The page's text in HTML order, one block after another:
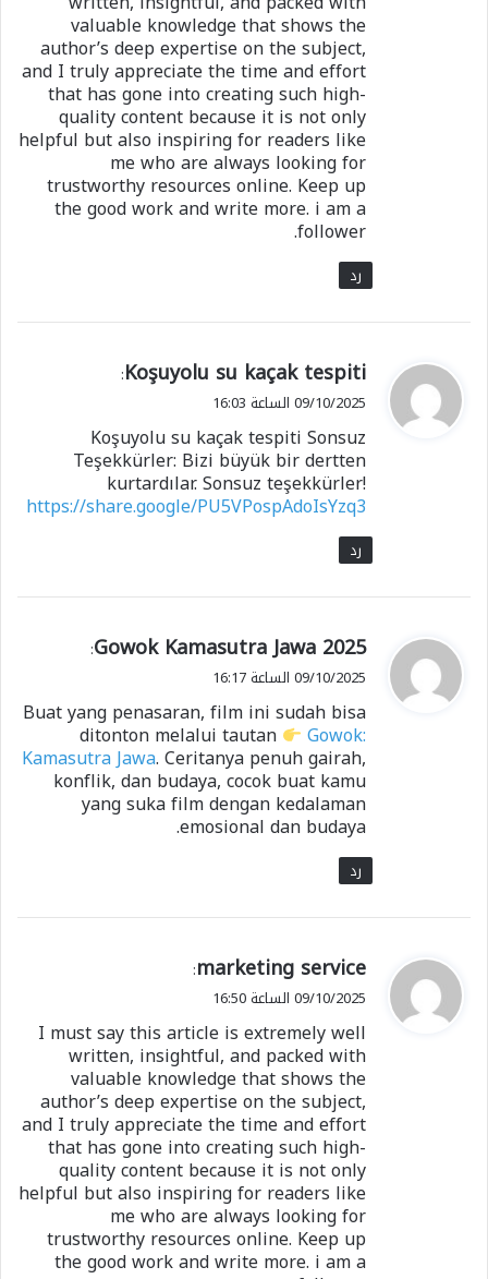
valuable knowledge that shows the
author’s deep expertise on the subject,
and I truly appreciate the time and effort
that has gone into creating such high-
quality content because it is not only
helpful but also inspiring for readers like
me who are always looking for
trustworthy resources online. Keep up
the good work and write more. i am a
follower.
رد
ي
ق
ل
Koşuyolu su kaçak tespiti
:
09/10/2025 الساعة 16:03
Koşuyolu su kaçak tespiti Sonsuz
Teşekkürler: Bizi büyük bir dertten
kurtardılar. Sonsuz teşekkürler!
https://share.google/PU5VPospAdoIsYzq3
رد
ي
ق
ل
Gowok Kamasutra Jawa 2025
:
09/10/2025 الساعة 16:17
Buat yang penasaran, film ini sudah bisa
ditonton melalui tautan Gowok:
Kamasutra Jawa. Ceritanya penuh gairah,
konflik, dan budaya, cocok buat kamu
yang suka film dengan kedalaman
emosional dan budaya.
رد
ي
ق
ل
marketing service
:
09/10/2025 الساعة 16:50
I must say this article is extremely well
written, insightful, and packed with
valuable knowledge that shows the
author’s deep expertise on the subject,
and I truly appreciate the time and effort
that has gone into creating such high-
quality content because it is not only
helpful but also inspiring for readers like
me who are always looking for
trustworthy resources online. Keep up
the good work and write more. i am a